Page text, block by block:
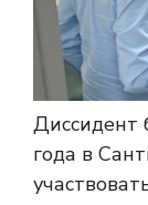
Диссидент
года в